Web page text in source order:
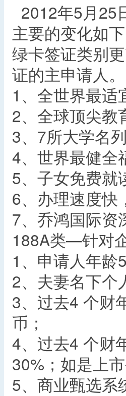
2012年5月25
主要的变化如
绿卡签证类别
证的主申请人。
1、全世界最适
2、全球顶尖教
3、7所大学名
4、世界最健全
5、子女免费就
6、办理速度快
7、乔鸿国际资
188A类—针对
1、申请人年龄
2、夫妻名下个
3、过去4 个财
币；
4、过去4 个财
30%；如是上
5、商业甄选系